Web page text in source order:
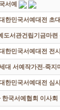
서예
한민국서예대전 초
도서관건립기금마
한민국서예대전 전
대 서예작가전-죽지
한민국서예대전 심
한국서예협회 이사회